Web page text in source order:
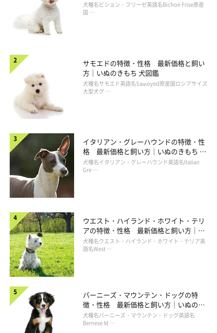
犬種名ビション・フリーゼ英語名Bichon Frise原産
国 …
サモエドの特徴・性格 最新価格と飼い
方｜いぬのきもち 犬図鑑
犬種名サモエド英語名Samoyed原産国ロシアサイズ
大型犬グ …
イタリアン・グレーハウンドの特徴・性
格 最新価格と飼い方｜いぬのきもち 犬
図鑑
犬種名イタリアン・グレーハウンド英語名Italian
Gre …
ウエスト・ハイランド・ホワイト・テリ
アの特徴・性格 最新価格と飼い方｜い
ぬのきもち 犬図鑑
犬種名ウエスト・ハイランド・ホワイト・テリア英
語名West …
バーニーズ・マウンテン・ドッグの特
徴・性格 最新価格と飼い方｜いぬのき
もち 犬図鑑
犬種名バーニーズ・マウンテン・ドッグ英語名
Bernese M …